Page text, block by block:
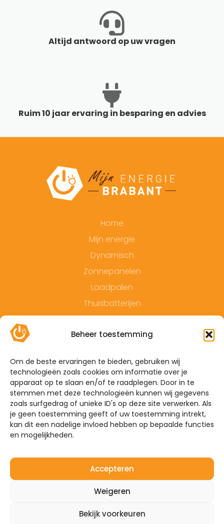
Beheer toestemming
Om de beste ervaringen te bieden, gebruiken wij
technologieën zoals cookies om informatie over je
apparaat op te slaan en/of te raadplegen. Door in te
stemmen met deze technologieën kunnen wij gegevens
zoals surfgedrag of unieke ID's op deze site verwerken. Als
je geen toestemming geeft of uw toestemming intrekt,
kan dit een nadelige invloed hebben op bepaalde functies
en mogelijkheden.
Accepteren
Weigeren
Bekijk voorkeuren
Altijd antwoord op uw vragen
Ruim 10 jaar ervaring in besparing en advies
Home
Mijn energie
Dynamisch
Zonnepanelen
Laadpalen
Thuisbatterijen
Contact
Algemene voorwaarden
Privacyverklaring
Sitemap
De Hoefkens 1 5707 AZ Helmond
Westelijke Havendijk 17E 4703 RA Roosendaal
0492-350309
info@mijnenergiebrabant.nl
©2026 – Mijn Energie Brabant